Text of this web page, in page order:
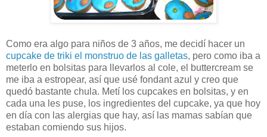
Como era algo para niños de 3 años, me decidí hacer un
cupcake de triki el monstruo de las galletas, pero como iba a
meterlo en bolsitas para llevarlos al cole, el buttercream se
me iba a estropear, así que usé fondant azul y creo que
quedó bastante chula. Metí los cupcakes en bolsitas, y en
cada una les puse, los ingredientes del cupcake, ya que hoy
en día con las alergias que hay, así las mamas sabían que
estaban comiendo sus hijos.